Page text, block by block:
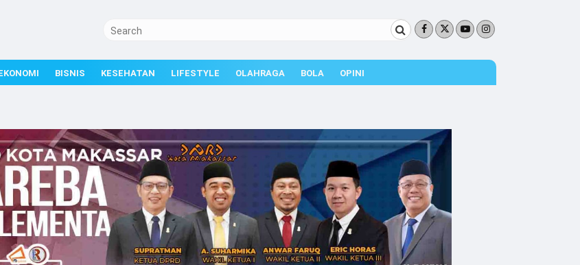
BISNIS KESEHATAN LIFESTYLE OLAHRAGA BOLA OPINI